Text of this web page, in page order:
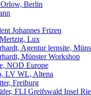
Berlin
Johannes Frizen
Lux
Agentur lernsite,
Münster Workshop
NOD Europe
LV WL, Altena
Freiburg
FLI Greifswald Insel